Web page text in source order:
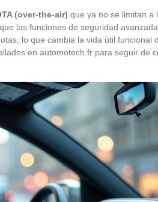
(over-the-air) que ya no se limitan a
las funciones de seguridad
lo que cambia la vida útil funcional
en automotech.fr para seguir de